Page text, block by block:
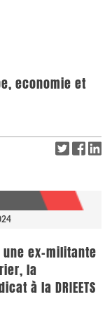
economie et
ex-militante
la
à la DRIEETS